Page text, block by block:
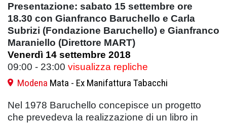
Presentazione: sabato 15 settembre ore
18.30 con Gianfranco Baruchello e Carla
Subrizi (Fondazione Baruchello) e Gianfranco
Maraniello (Direttore MART)
Venerdì 14 settembre 2018
09:00 - 23:00 visualizza repliche
Modena Mata - Ex Manifattura Tabacchi
Nel 1978 Baruchello concepisce un progetto
che prevedeva la realizzazione di un libro in